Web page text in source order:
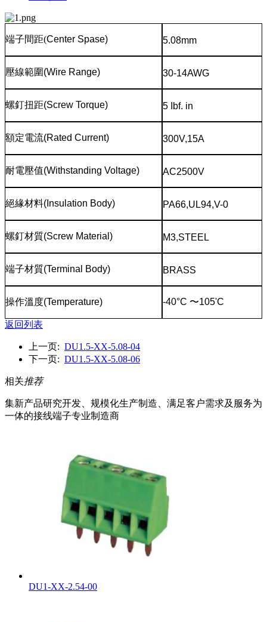
端子間距(Center Spase) 5.08mm
壓線範圍(Wire Range) 30-14AWG
螺釘扭距(Screw Torque) 5 Ibf. in
額定電流(Rated Current) 300V,15A
耐電壓值(Withstanding Voltage) AC2500V
絕緣材料(Insulation Body) PA66,UL94,V-0
螺釘材質(Screw Material) M3,STEEL
端子材質(Terminal Body) BRASS
操作溫度(Temperature) -40°C 〜105'C
返回列表
上一页: DU1.5-XX-5.08-04
下一页: DU1.5-XX-5.08-06
相关推荐
集新产品研究开发、规模化生产制造、满足客户需求及服务为
一体的接线端子专业制造商
DU1-XX-2.54-00